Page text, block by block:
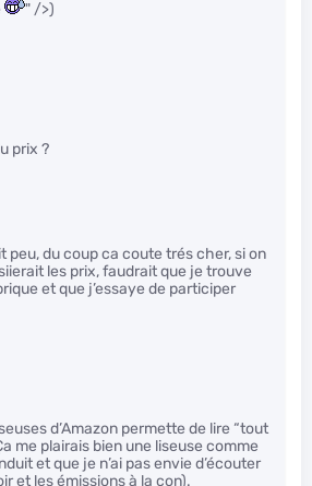
" />)
prix ?
peu, du coup ca coute trés cher, si on
les prix, faudrait que je trouve
et que j’essaye de participer
d’Amazon permette de lire “tout
me plairais bien une liseuse comme
et que je n’ai pas envie d’écouter
et les émissions à la con).